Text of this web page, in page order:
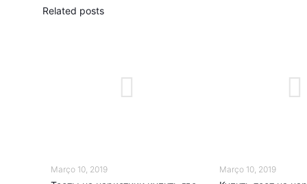
Related posts
Março 10, 2019 Março 10, 2019